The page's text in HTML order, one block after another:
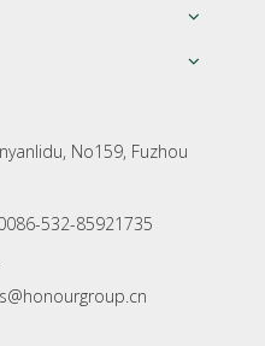
No159, Fuzhou
532-85921735